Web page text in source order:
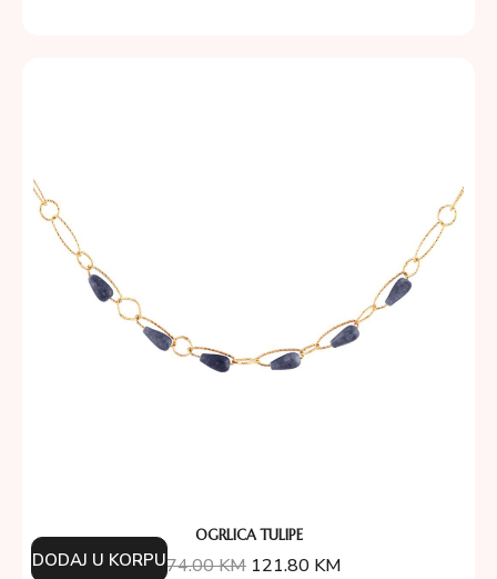
OGRLICA TULIPE
174.00KM 121.80 KM
DODAJ U KORPU